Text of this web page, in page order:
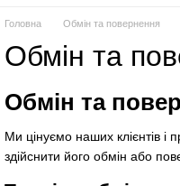
Головна Обмін та повернення
Обмін та
Обмін та
Ми цінуємо наших клієнтів
здійснити його обмін або